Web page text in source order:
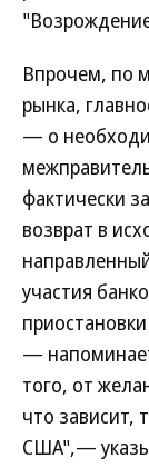
Впрочем, по
рынка,
— о
фактически
возврат в
участия
—
того, от
что зависит,
США",—